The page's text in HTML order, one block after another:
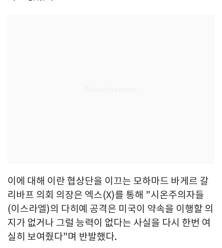
이에 대해 이란 협상단을 이끄는 모하마드 바게르 갈
리바프 의회 의장은 엑스(X)를 통해 "시온주의자들
(이스라엘)의 다히예 공격은 미국이 약속을 이행할 의
지가 없거나 그럴 능력이 없다는 사실을 다시 한번 여
실히 보여줬다"며 반발했다.